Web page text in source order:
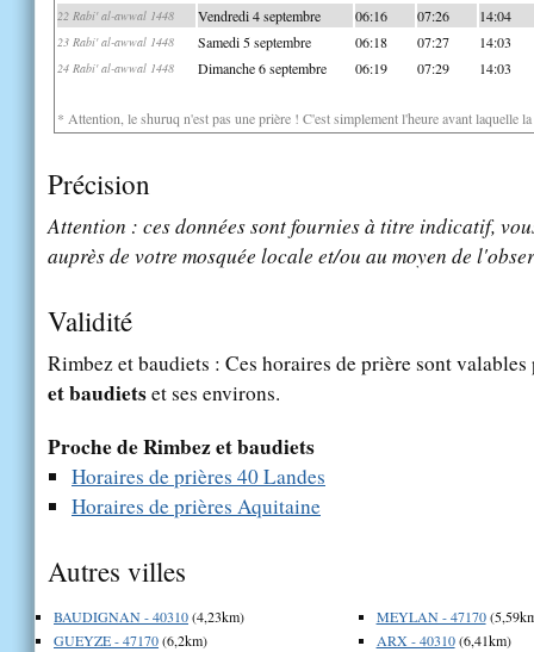
22 Rabi' al-awwal 1448 Vendredi 4 septembre 06:16 07:26 14:04
23 Rabi' al-awwal 1448 Samedi 5 septembre 06:18 07:27 14:03
24 Rabi' al-awwal 1448 Dimanche 6 septembre 06:19 07:29 14:03
* Attention, le shuruq n'est pas une prière ! C'est simplement l'heure avant laquelle
Précision
Attention : ces données sont fournies à titre indicatif,
auprès de votre mosquée locale et/ou au moyen de
Validité
Rimbez et baudiets : Ces horaires de prière sont
et baudietset ses environs.
Proche de Rimbez et baudiets
Horaires de prières 40 Landes
Horaires de prières Aquitaine
Autres villes
BAUDIGNAN - 40310(4,23km)
GUEYZE - 47170(6,2km)
MEYLAN - 47170
ARX - 40310(6,41km)